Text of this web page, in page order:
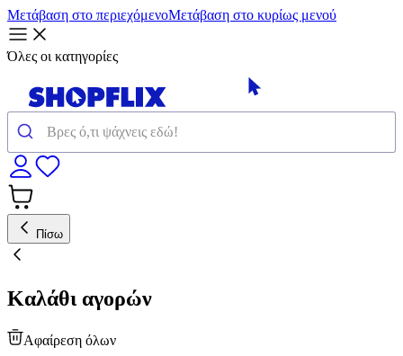
Μετάβαση στο περιεχόμενοΜετάβαση στο κυρίως μενού
Όλες οι κατηγορίες
Πίσω
Καλάθι αγορών
Αφαίρεση όλων